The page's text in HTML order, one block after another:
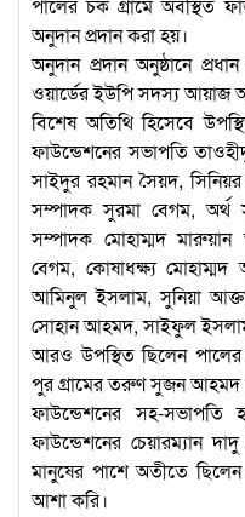
অনুদান প্রদান করা হয়।
অনুদান প্রদান অনুষ্ঠানে
ওয়ার্ডের ইউপি সদস্য আয়াজ
বিশেষ অতিথি হিসেবে
ফাউন্ডেশনের সভাপতি
সাইদুর রহমান সৈয়দ,
সম্পাদক সুরমা বেগম, অর্থ
সম্পাদক মোহাম্মদ
বেগম, কোষাধক্ষ্য মোহাম্মদ
আমিনুল ইসলাম, সুনিয়া
সোহান আহমদ, সাইফুল
আরও উপস্থিত ছিলেন
পুর গ্রামের তরুণ সুজন
ফাউন্ডেশনের সহ-সভাপতি
ফাউন্ডেশনের চেয়ারম্যান
মানুষের পাশে অতীতে
আশা করি।